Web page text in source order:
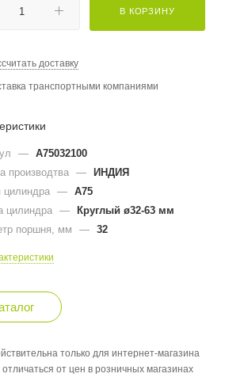
В КОРЗИНУ
доставку
транспортными компаниями
— A75032100
производтва — ИНДИЯ
цилиндра
— A75
цилиндра
— Круглый ø32-63 мм
поршня, мм
— 32
только для интернет-магазина
от цен в розничных магазинах